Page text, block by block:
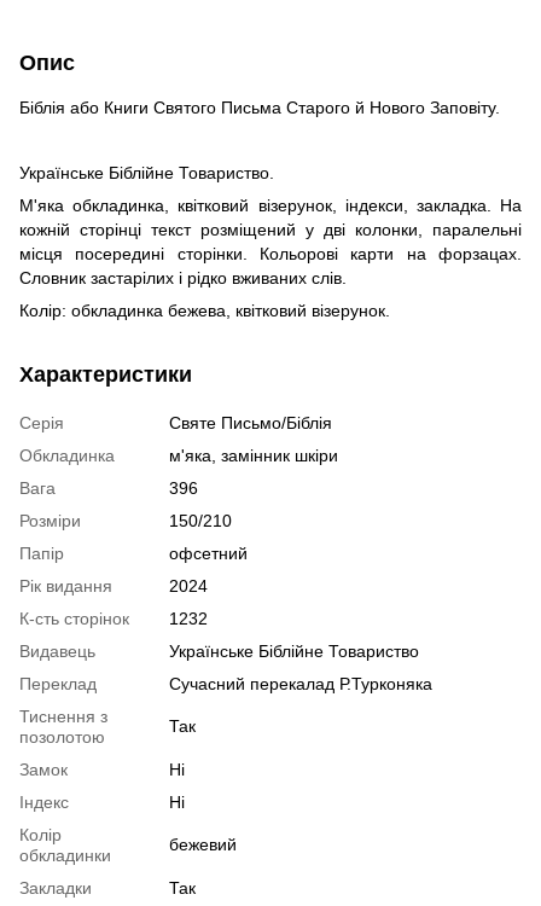
Опис
Біблія або Книги Святого Письма Старого й Нового Заповіту.
Українське Біблійне Товариство.
М'яка обкладинка, квітковий візерунок, індекси, закладка. На
кожній сторінці текст розміщений у дві колонки, паралельні
місця посередині сторінки. Кольорові карти на форзацах.
Словник застарілих і рідко вживаних слів.
Колір: обкладинка бежева, квітковий візерунок.
Характеристики
Серія
Святе Письмо/Біблія
Обкладинка
м'яка, замінник шкіри
Вага
396
Розміри
150/210
Папір
офсетний
Рік видання
2024
К-сть сторінок
1232
Видавець
Українське Біблійне Товариство
Переклад
Сучасний перекалад Р.Турконяка
Тиснення з
позолотою
Так
Замок
Ні
Індекс
Ні
Колір
обкладинки
бежевий
Закладки
Так